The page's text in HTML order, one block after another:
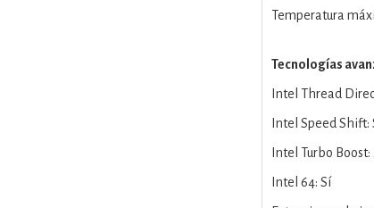
Temperatura
Tecnologías
Intel Thread
Intel Speed Shift:
Intel Turbo Boost:
Intel 64: Sí